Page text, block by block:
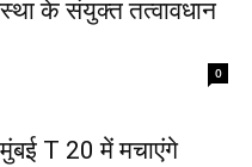
के संयुक्त तत्वावधान
0
T 20 में मचाएंगे